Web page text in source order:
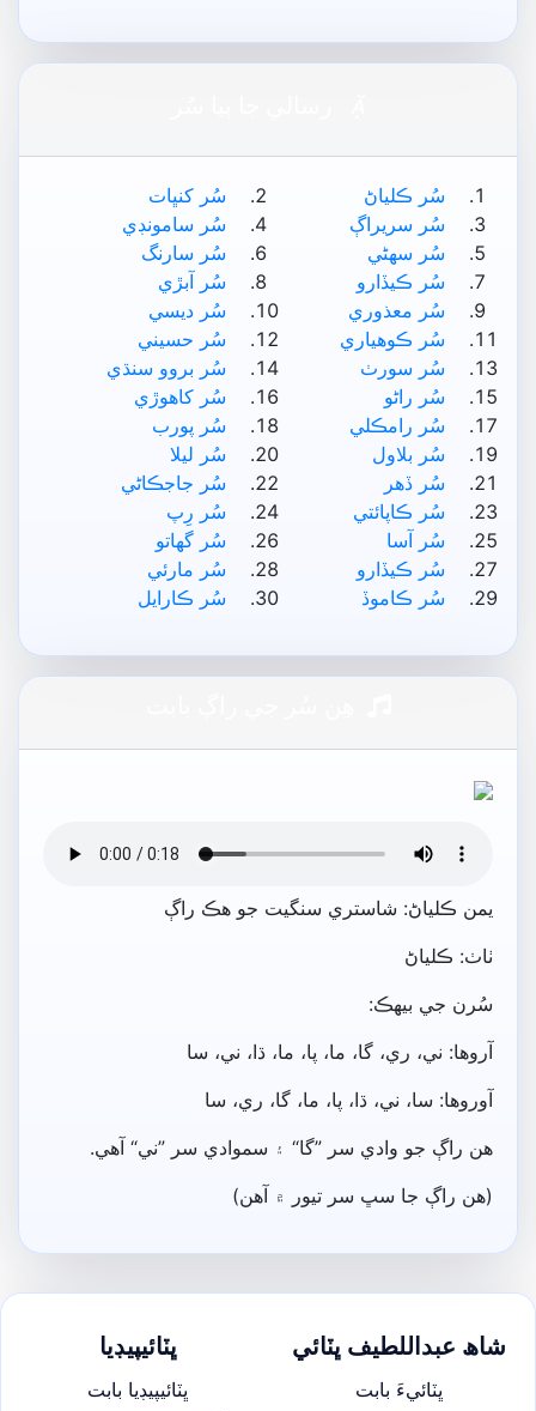
سُر ڪلياڻ
سُر کنڀات
سُر سريراڳ
سُر سامونڊي
سُر سھڻي
سُر سارنگ
سُر ڪيڏارو
سُر آبڙي
سُر معذوري
سُر ديسي
سُر ڪوھياري
سُر حسيني
سُر سورٺ
سُر بروو سنڌي
سُر راڻو
سُر کاھوڙي
سُر رامڪلي
سُر پورب
سُر بلاول
سُر ليلا
سُر ڏھر
سُر جاجڪاڻي
سُر ڪاپائتي
سُر رِپ
سُر آسا
سُر گهاتو
سُر ڪيڏارو
سُر مارئي
سُر ڪاموڏ
سُر ڪارايل
يمن ڪلياڻ: شاستري سنگيت جو ھڪ راڳ
ٺاٺ: ڪلياڻ
سُرن جي بيھڪ:
آروھا: ني، ري، گا، ما، پا، ما، ڌا، ني، سا
آوروھا: سا، ني، ڌا، پا، ما، گا، ري، سا
ھن راڳ جو وادي سر ”گا“ ۽ سموادي سر ”ني“ آھي.
(ھن راڳ جا سڀ سر تيور ۾ آھن)
شاھ عبداللطيف ڀٽائي
ڀٽائيءَ بابت
ڀٽائيپيڊيا
ڀٽائيپيڊيا بابت